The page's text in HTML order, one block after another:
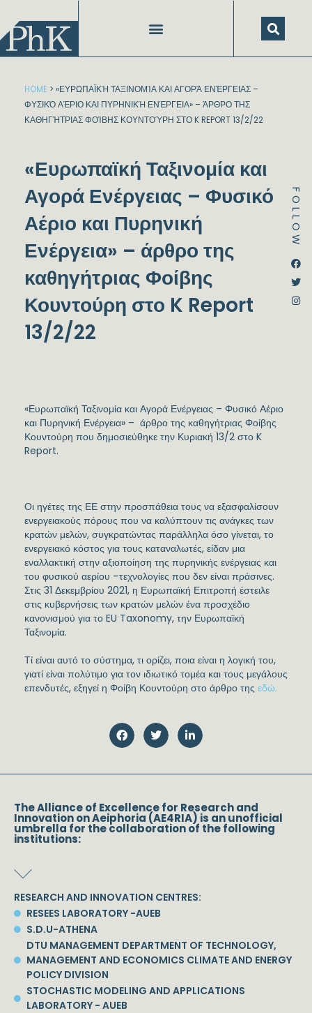
content
FOLLOW
FacebookTwitter
Instagram
Dstream-google2
HOME > «ΕΥΡΩΠΑΪΚΉ ΤΑΞΙΝΟΜΊΑ ΚΑΙ ΑΓΟΡΆ ΕΝΈΡΓΕΙΑΣ –
ΦΥΣΙΚΌ ΑΈΡΙΟ ΚΑΙ ΠΥΡΗΝΙΚΉ ΕΝΈΡΓΕΙΑ» – ΆΡΘΡΟ ΤΗΣ
ΚΑΘΗΓΉΤΡΙΑΣ ΦΟΊΒΗΣ ΚΟΥΝΤΟΎΡΗ ΣΤΟ K REPORT 13/2/22
«Ευρωπαϊκή Ταξινομία και
Αγορά Ενέργειας – Φυσικό
Αέριο και Πυρηνική
Ενέργεια» – άρθρο της
καθηγήτριας Φοίβης
Κουντούρη στο K Report
13/2/22
«Ευρωπαϊκή Ταξινομία και Αγορά Ενέργειας – Φυσικό Αέριο
και Πυρηνική Ενέργεια» – άρθρο της καθηγήτριας Φοίβης
Κουντούρη που δημοσιεύθηκε την Κυριακή 13/2 στο K
Report.
Οι ηγέτες της ΕΕ στην προσπάθεια τους να εξασφαλίσουν
ενεργειακούς πόρους που να καλύπτουν τις ανάγκες των
κρατών μελών, συγκρατώντας παράλληλα όσο γίνεται, το
ενεργειακό κόστος για τους καταναλωτές, είδαν μια
εναλλακτική στην αξιοποίηση της πυρηνικής ενέργειας και
του φυσικού αερίου –τεχνολογίες που δεν είναι πράσινες.
Στις 31 Δεκεμβρίου 2021, η Ευρωπαϊκή Επιτροπή έστειλε
στις κυβερνήσεις των κρατών μελών ένα προσχέδιο
κανονισμού για το EU Taxonomy, την Ευρωπαϊκή
Ταξινομία.
Τί είναι αυτό το σύστημα, τι ορίζει, ποια είναι η λογική του,
γιατί είναι πολύτιμο για τον ιδιωτικό τομέα και τους μεγάλους
επενδυτές, εξηγεί η Φοίβη Κουντούρη στο άρθρο της εδώ.
The Alliance of Excellence for Research and
Innovation on Aeiphoria (AE4RIA) is an unofficial
umbrella for the collaboration of the following
institutions:
RESEARCH AND INNOVATION CENTRES:
RESEES LABORATORY -AUEB
S.D.U-ATHENA
DTU MANAGEMENT DEPARTMENT OF TECHNOLOGY,
MANAGEMENT AND ECONOMICS CLIMATE AND ENERGY
POLICY DIVISION
STOCHASTIC MODELING AND APPLICATIONS
LABORATORY - AUEB